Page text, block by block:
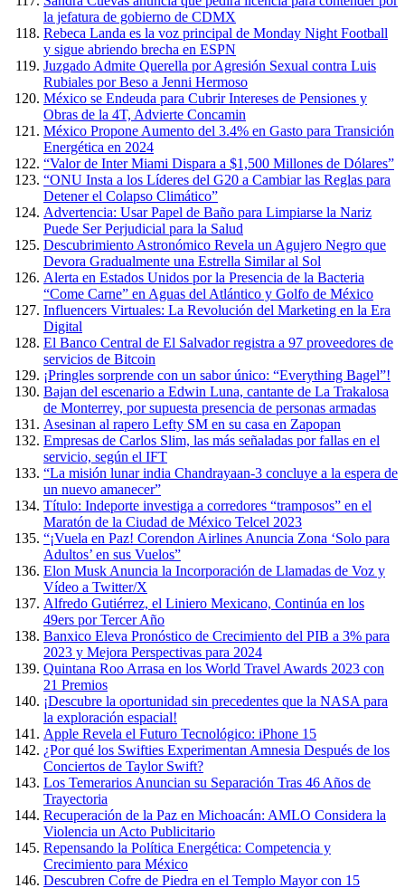
la jefatura de gobierno de CDMX
Rebeca Landa es la voz principal de Monday Night Football
y sigue abriendo brecha en ESPN
Juzgado Admite Querella por Agresión Sexual contra Luis
Rubiales por Beso a Jenni Hermoso
México se Endeuda para Cubrir Intereses de Pensiones y
Obras de la 4T, Advierte Concamin
México Propone Aumento del 3.4% en Gasto para Transición
Energética en 2024
“Valor de Inter Miami Dispara a $1,500 Millones de Dólares”
“ONU Insta a los Líderes del G20 a Cambiar las Reglas para
Detener el Colapso Climático”
Advertencia: Usar Papel de Baño para Limpiarse la Nariz
Puede Ser Perjudicial para la Salud
Descubrimiento Astronómico Revela un Agujero Negro que
Devora Gradualmente una Estrella Similar al Sol
Alerta en Estados Unidos por la Presencia de la Bacteria
“Come Carne” en Aguas del Atlántico y Golfo de México
Influencers Virtuales: La Revolución del Marketing en la Era
Digital
El Banco Central de El Salvador registra a 97 proveedores de
servicios de Bitcoin
¡Pringles sorprende con un sabor único: “Everything Bagel”!
Bajan del escenario a Edwin Luna, cantante de La Trakalosa
de Monterrey, por supuesta presencia de personas armadas
Asesinan al rapero Lefty SM en su casa en Zapopan
Empresas de Carlos Slim, las más señaladas por fallas en el
servicio, según el IFT
“La misión lunar india Chandrayaan-3 concluye a la espera de
un nuevo amanecer”
Título: Indeporte investiga a corredores “tramposos” en el
Maratón de la Ciudad de México Telcel 2023
“¡Vuela en Paz! Corendon Airlines Anuncia Zona ‘Solo para
Adultos’ en sus Vuelos”
Elon Musk Anuncia la Incorporación de Llamadas de Voz y
Vídeo a Twitter/X
Alfredo Gutiérrez, el Liniero Mexicano, Continúa en los
49ers por Tercer Año
Banxico Eleva Pronóstico de Crecimiento del PIB a 3% para
2023 y Mejora Perspectivas para 2024
Quintana Roo Arrasa en los World Travel Awards 2023 con
21 Premios
¡Descubre la oportunidad sin precedentes que la NASA para
la exploración espacial!
Apple Revela el Futuro Tecnológico: iPhone 15
¿Por qué los Swifties Experimentan Amnesia Después de los
Conciertos de Taylor Swift?
Los Temerarios Anuncian su Separación Tras 46 Años de
Trayectoria
Recuperación de la Paz en Michoacán: AMLO Considera la
Violencia un Acto Publicitario
Repensando la Política Energética: Competencia y
Crecimiento para México
Descubren Cofre de Piedra en el Templo Mayor con 15